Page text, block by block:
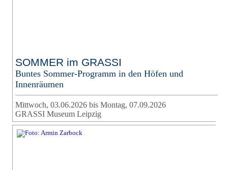
SOMMER im GRASSI
Buntes Sommer-Programm in den Höfen und
Innenräumen
Mittwoch, 03.06.2026 bis Montag, 07.09.2026
GRASSI Museum Leipzig